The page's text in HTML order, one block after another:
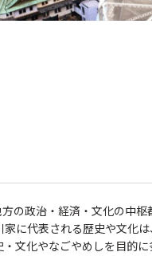
の政治・経済・文化の中枢
に代表される歴史や文化は
文化やなごやめしを目的に